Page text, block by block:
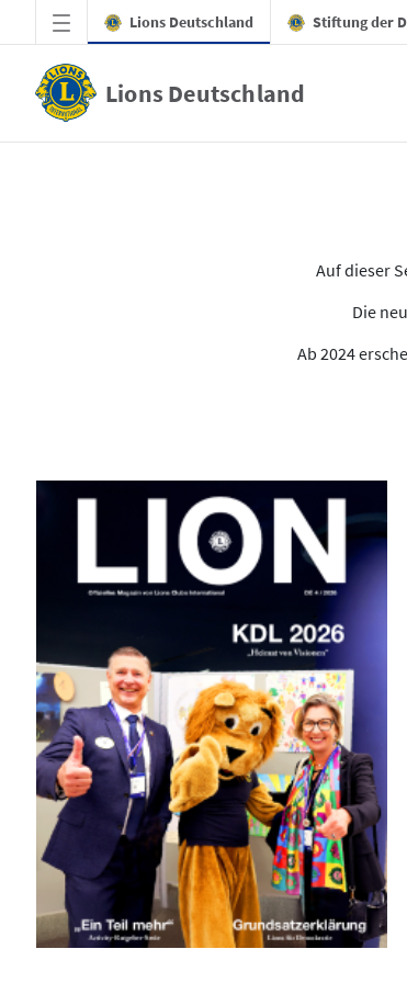
Zum Hauptinhalt springen
Lions Deutschland Stiftung der
Lions Deutschland
Auf dieser
Die
Ab 2024